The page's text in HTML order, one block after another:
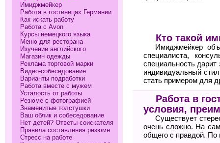
Кто такой
Имиджмейкер
специалиста,
специальность дарит
индивидуальный
стать примером для
Работа в
условия,
Существует
очень сложно. На
общего с правдой. По
Имиджмейкер
Работа в гостиницах Германии
Как искать работу
Работа с Avon
Курсы немецкого языка
Меню для ресторана
Изучение английского
Магазин одежды
Реклама торговой марки
Видео-собеседование
Варианты подработки
Работа вместе с мужем
Усталость от работы
Резюме с фотографией
Знаменитые толстушки
Ваш облик и собеседование
Нет детей? Ответы соискателя
Правила составления резюме
Стресс на работе